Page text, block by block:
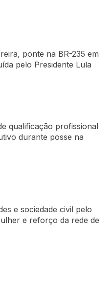
ponte na BR-235 em
pelo Presidente Lula
qualificação profissional
durante posse na
e sociedade civil pelo
e reforço da rede de